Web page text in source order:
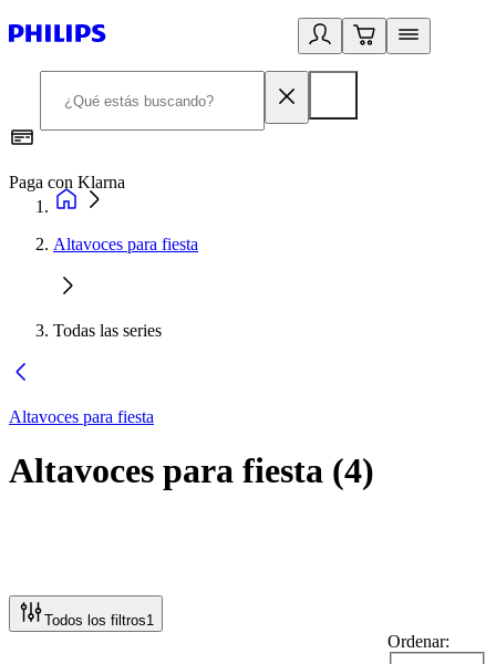
Paga con Klarna
Altavoces para fiesta
Todas las series
Altavoces para fiesta
Altavoces para fiesta (4)
Todos los filtros1
Ordenar: